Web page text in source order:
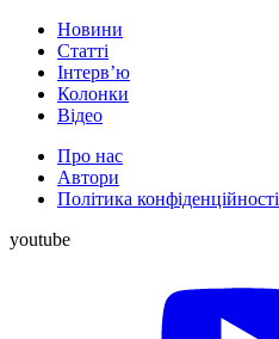
Новини
Статті
Інтерв’ю
Колонки
Відео
Про нас
Автори
Політика конфіденційності
youtube